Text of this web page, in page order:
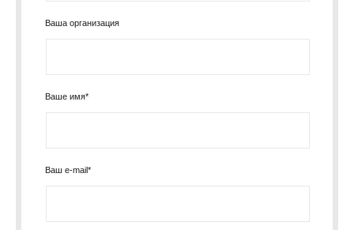
Ваша организация
Ваше имя*
Ваш e-mail*